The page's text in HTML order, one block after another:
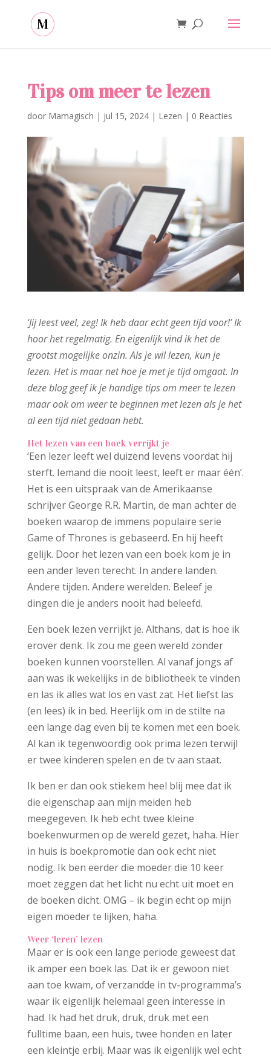
Tips om meer te lezen
door Mamagisch | jul 15, 2024| Lezen | 0 Reacties
‘Jij leest veel, zeg! Ik heb daar echt geen tijd voor!’ Ik
hoor het regelmatig. En eigenlijk vind ik het de
grootst mogelijke onzin. Als je wil lezen, kun je
lezen. Het is maar net hoe je met je tijd omgaat. In
deze blog geef ik je handige tips om meer te lezen
maar ook om weer te beginnen met lezen als je het
al een tijd niet gedaan hebt.
Het lezen van een boek verrijkt je
‘Een lezer leeft wel duizend levens voordat hij
sterft. Iemand die nooit leest, leeft er maar één’.
Het is een uitspraak van de Amerikaanse
schrijver George R.R. Martin, de man achter de
boeken waarop de immens populaire serie
Game of Thrones is gebaseerd. En hij heeft
gelijk. Door het lezen van een boek kom je in
een ander leven terecht. In andere landen.
Andere tijden. Andere werelden. Beleef je
dingen die je anders nooit had beleefd.
Een boek lezen verrijkt je. Althans, dat is hoe ik
erover denk. Ik zou me geen wereld zonder
boeken kunnen voorstellen. Al vanaf jongs af
aan was ik wekelijks in de bibliotheek te vinden
en las ik alles wat los en vast zat. Het liefst las
(en lees) ik in bed. Heerlijk om in de stilte na
een lange dag even bij te komen met een boek.
Al kan ik tegenwoordig ook prima lezen terwijl
er twee kinderen spelen en de tv aan staat.
Ik ben er dan ook stiekem heel blij mee dat ik
die eigenschap aan mijn meiden heb
meegegeven. Ik heb echt twee kleine
boekenwurmen op de wereld gezet, haha. Hier
in huis is boekpromotie dan ook echt niet
nodig. Ik ben eerder die moeder die 10 keer
moet zeggen dat het licht nu echt uit moet en
de boeken dicht. OMG – ik begin echt op mijn
eigen moeder te lijken, haha.
Weer ‘leren’ lezen
Maar er is ook een lange periode geweest dat
ik amper een boek las. Dat ik er gewoon niet
aan toe kwam, of verzandde in tv-programma’s
waar ik eigenlijk helemaal geen interesse in
had. Ik had het druk, druk, druk met een
fulltime baan, een huis, twee honden en later
een kleintje erbij. Maar was ik eigenlijk wel echt